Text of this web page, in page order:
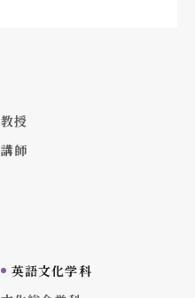
教授
講師
英語文化学科